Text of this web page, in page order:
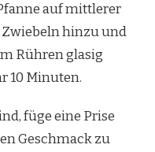
auf mittlerer
Zwiebeln hinzu und
Rühren glasig
10 Minuten.
füge eine Prise
Geschmack zu